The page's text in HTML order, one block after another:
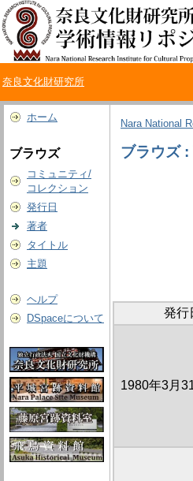
奈良文化財研究所
ホーム
ブラウズ
コミュニティ/
コレクション
発行日
著者
タイトル
主題
ヘルプ
DSpaceについて
Nara National
ブラウズ :
発行
1980年3月